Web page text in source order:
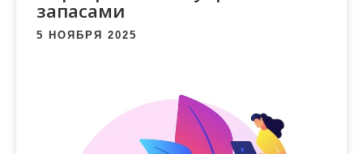
запасами
5 НОЯБРЯ 2025